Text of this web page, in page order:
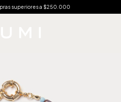
superiores a $250.000